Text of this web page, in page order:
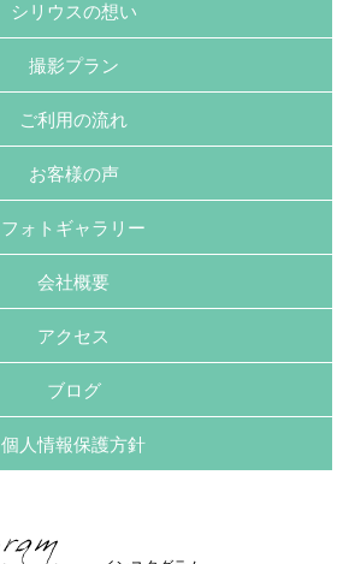
シリウスの想い
撮影プラン
ご利用の流れ
お客様の声
フォトギャラリー
会社概要
アクセス
ブログ
個人情報保護方針